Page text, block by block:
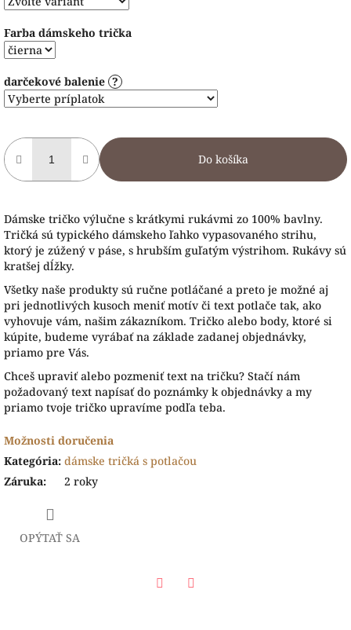
Farba dámskeho trička
darčekové balenie ?
Do košíka
Dámske tričko výlučne s krátkymi rukávmi zo 100% bavlny.
Tričká sú typického dámskeho ľahko vypasovaného strihu,
ktorý je zúžený v páse, s hrubším guľatým výstrihom. Rukávy sú
kratšej dĺžky.
Všetky naše produkty sú ručne potláčané a preto je možné aj
pri jednotlivých kusoch meniť motív či text potlače tak, ako
vyhovuje vám, našim zákazníkom. Tričko alebo body, ktoré si
kúpite, budeme vyrábať na základe zadanej objednávky,
priamo pre Vás.
Chceš upraviť alebo pozmeniť text na tričku? Stačí nám
požadovaný text napísať do poznámky k objednávky a my
priamo tvoje tričko upravíme podľa teba.
Možnosti doručenia
Kategória: dámske tričká s potlačou
Záruka: 2 roky
OPÝTAŤ SA